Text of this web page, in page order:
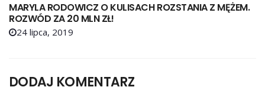
MARYLA RODOWICZ O KULISACH ROZSTANIA Z MĘŻEM.
ROZWÓD ZA 20 MLN ZŁ!
24 lipca, 2019
DODAJ KOMENTARZ